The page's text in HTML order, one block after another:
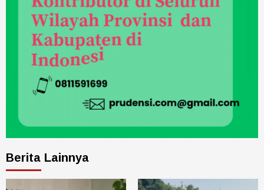
Berita Lainnya